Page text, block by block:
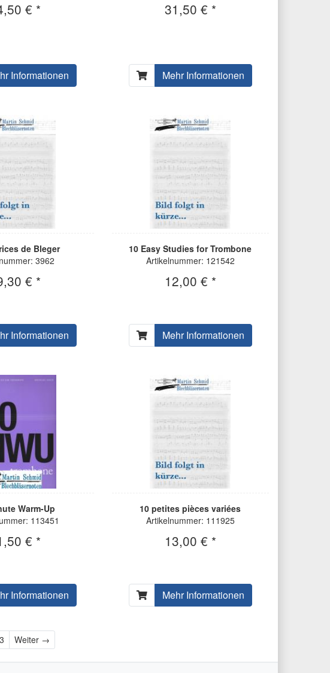
€ *
Informationen
31,50 € *
Mehr Informationen
de Bleger
3962
€ *
Informationen
10 Easy Studies for Trombone
Artikelnummer: 121542
12,00 € *
Mehr Informationen
Warm-Up
113451
€ *
Informationen
10 petites pièces variées
Artikelnummer: 111925
13,00 € *
Mehr Informationen
Weiter →